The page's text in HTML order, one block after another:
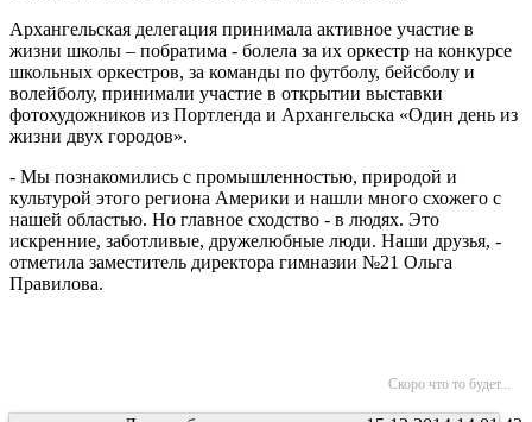
Архангельская делегация принимала активное участие в
жизни школы – побратима - болела за их оркестр на конкурсе
школьных оркестров, за команды по футболу, бейсболу и
волейболу, принимали участие в открытии выставки
фотохудожников из Портленда и Архангельска «Один день из
жизни двух городов».
- Мы познакомились с промышленностью, природой и
культурой этого региона Америки и нашли много схожего с
нашей областью. Но главное сходство - в людях. Это
искренние, заботливые, дружелюбные люди. Наши друзья, -
отметила заместитель директора гимназии №21 Ольга
Правилова.
Скоро что то будет...